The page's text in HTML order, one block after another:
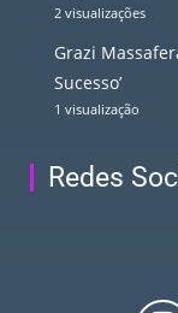
2 visualizações
Grazi
Sucesso’
1 visualização
Redes